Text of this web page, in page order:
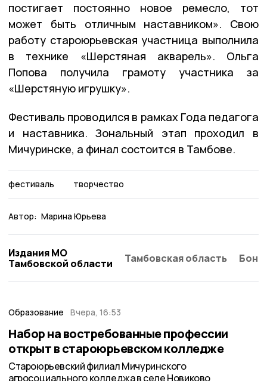
постигает постоянно новое ремесло, тот
может быть отличным наставником». Свою
работу староюрьевская участница выполнила
в технике «Шерстяная акварель». Ольга
Попова получила грамоту участника за
«Шерстяную игрушку».
Фестиваль проводился в рамках Года педагога
и наставника. Зональный этап проходил в
Мичуринске, а финал состоится в Тамбове.
фестиваль творчество
Автор: Марина Юрьева
Издания МО
Тамбовской области
Тамбовская область
Образование Вчера, 16:53
Набор на востребованные профессии
открыт в староюрьевском колледже
Староюрьевский филиал Мичуринского
агросоциального колледжа в селе Новиково